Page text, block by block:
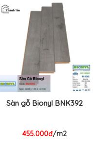
Sàn gỗ Bionyl BNK392
455.000đ/m2